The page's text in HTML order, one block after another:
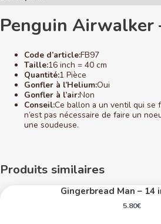
Penguin Airwalker
Code d’article:FB97
Taille:16 inch = 40 cm
Quantité:1 Pièce
Gonfler à l’Helium:Oui
Gonfler à l’air:Non
Conseil:Ce ballon a un ventil qui se
n’est pas nécessaire de faire un
une soudeuse.
Produits similaires
Gingerbread Man – 14
5.80€